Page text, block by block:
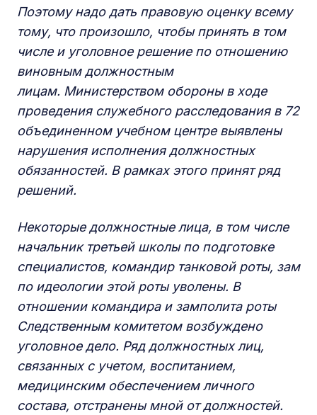
Поэтому надо дать правовую оценку всему
тому, что произошло, чтобы принять в том
числе и уголовное решение по отношению
виновным должностным
лицам. Министерством обороны в ходе
проведения служебного расследования в 72
объединенном учебном центре выявлены
нарушения исполнения должностных
обязанностей. В рамках этого принят ряд
решений.
Некоторые должностные лица, в том числе
начальник третьей школы по подготовке
специалистов, командир танковой роты, зам
по идеологии этой роты уволены. В
отношении командира и замполита роты
Следственным комитетом возбуждено
уголовное дело. Ряд должностных лиц,
связанных с учетом, воспитанием,
медицинским обеспечением личного
состава, отстранены мной от должностей.